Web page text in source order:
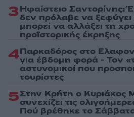
3Ηφαίστειο Σαντορίνης:
δεν πρόλαβε να
μπορεί να αλλάξει τη
προϊστορικής έκρηξης
4Παρκαδόρος στο
για έβδομη φορά - Τον
αστυνομικοί που
τουρίστες
5Στην Κρήτη ο Κυριάκος
συνεχίζει τις
Πού βρέθηκε το